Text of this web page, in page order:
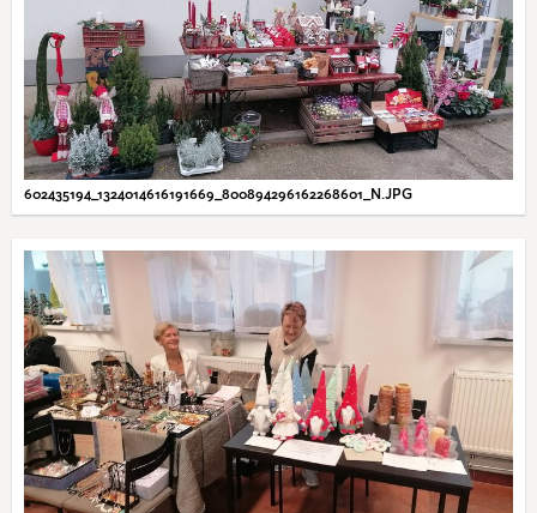
602435194_1324014616191669_800894296162268601_N.JPG